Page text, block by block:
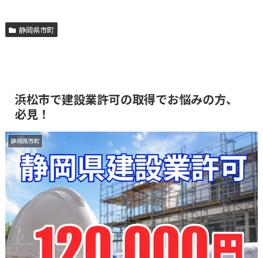
静岡県市町
浜松市で建設業許可の取得でお悩みの方、
必見！
静岡県市町